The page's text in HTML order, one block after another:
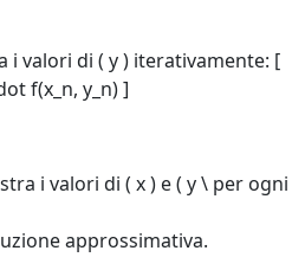
i valori di ( y ) iterativamente: [
f(x_n, y_n) ]
i valori di ( x ) e ( y \ per ogni
approssimativa.